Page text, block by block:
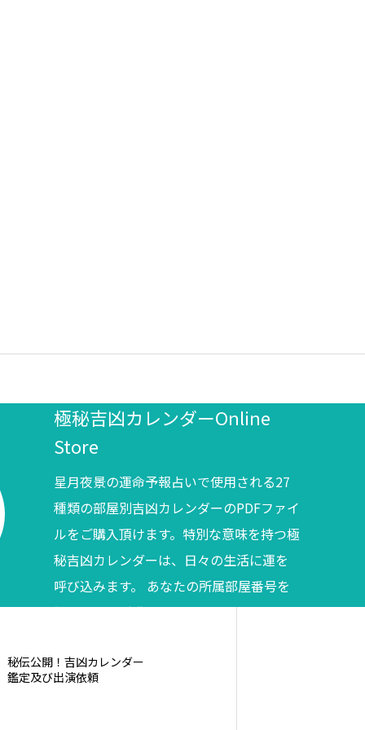
極秘吉凶カレンダーOnline
Store
星月夜景の運命予報占いで使用される27
種類の部屋別吉凶カレンダーのPDFファイ
ルをご購入頂けます。特別な意味を持つ極
秘吉凶カレンダーは、日々の生活に運を
呼び込みます。 あなたの所属部屋番号を
調べてからご購入ください。
秘伝公開！吉凶カレンダー
鑑定及び出演依頼